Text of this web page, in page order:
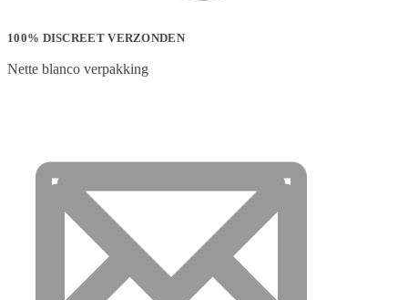
100% DISCREET VERZONDEN
Nette blanco verpakking